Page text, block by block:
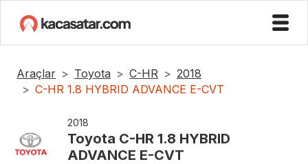
Araçlar Toyota C-HR
2018
C-HR 1.8 HYBRID ADVANCE E-CVT
2018
Toyota C-HR 1.8 HYBRID
ADVANCE E-CVT